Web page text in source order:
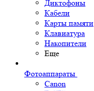
Диктофоны
Кабели
Карты памяти
Клавиатура
Накопители
Еще
Фотоаппараты
Canon